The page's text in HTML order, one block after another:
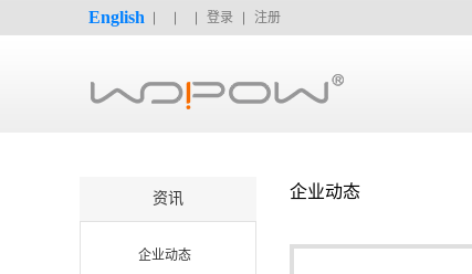
English 登录 注册
资讯
企业动态
企业动态